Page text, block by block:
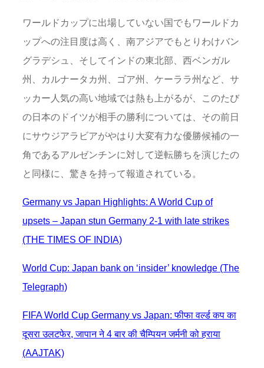
ワールドカップに出場していない国でもワールドカ
ップへの注目度は高く、南アジアでもとりわけバン
グラデシュ、そしてインドの東北部、西ベンガル
州、カルナータカ州、ゴア州、ケーララ州など、サ
ッカー人気の高い地域では熱も上がるが、このたび
の日本のドイツが相手の勝利については、その前日
にサウジアラビアがやはり大変有力な優勝候補の一
角であるアルゼンチンに対して逆転勝ちを演じたの
と同様に、驚きを持って報道されている。
Germany vs Japan Highlights: A World Cup of
upsets – Japan stun Germany 2-1 with late strikes
(THE TIMES OF INDIA)
World Cup: Japan bank on ‘insider’ knowledge (The
Telegraph)
FIFA World Cup Germany vs Japan: फीफा वर्ल्ड कप का
दूसरा उलटफेर, जापान ने 4 बार की‌ चैम्पियन जर्मनी को हराया
(AAJTAK)